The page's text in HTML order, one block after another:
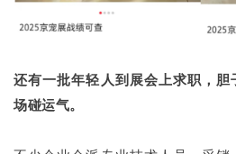
还有一批年轻人到展会上求职，
场碰运气。